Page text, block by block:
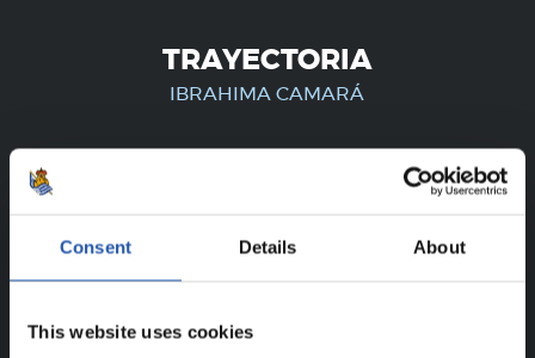
Consent Details About
This website uses cookies
TRAYECTORIA
IBRAHIMA CAMARÁ
REGISTRADOS!
nuestra web.